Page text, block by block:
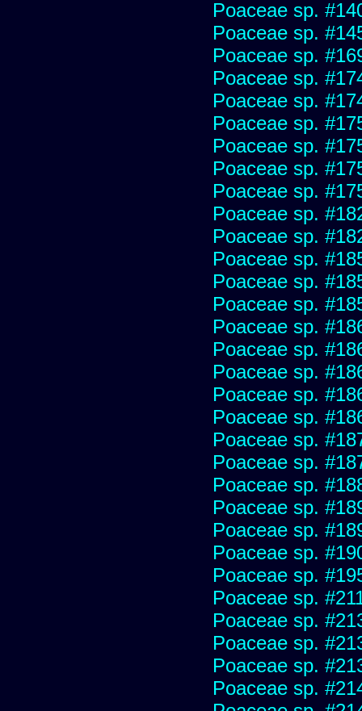
Poaceae sp.
Poaceae sp.
Poaceae sp.
Poaceae sp.
Poaceae sp.
Poaceae sp.
Poaceae sp.
Poaceae sp.
Poaceae sp.
Poaceae sp.
Poaceae sp.
Poaceae sp.
Poaceae sp.
Poaceae sp.
Poaceae sp.
Poaceae sp.
Poaceae sp.
Poaceae sp.
Poaceae sp.
Poaceae sp.
Poaceae sp.
Poaceae sp.
Poaceae sp.
Poaceae sp.
Poaceae sp.
Poaceae sp.
Poaceae sp.
Poaceae sp.
Poaceae sp.
Poaceae sp.
Poaceae sp.